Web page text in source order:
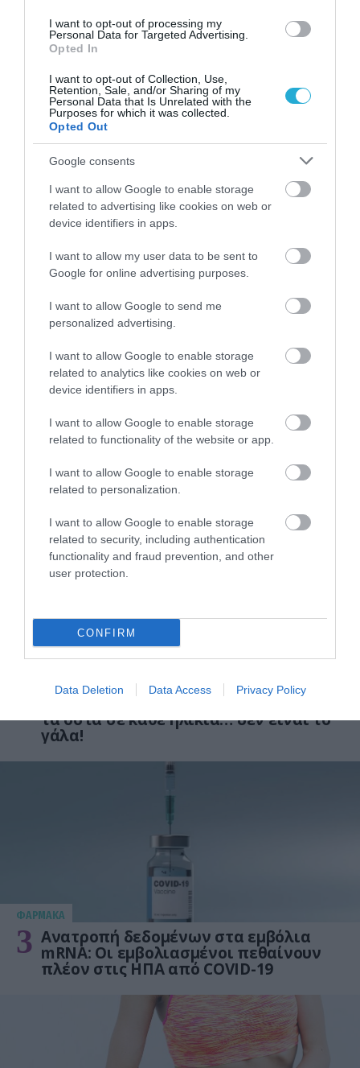
I want to opt-out of processing my
Personal Data for Targeted Advertising.
Opted In
I want to opt-out of Collection, Use,
Retention, Sale, and/or Sharing of my
Personal Data that Is Unrelated with the
Purposes for which it was collected.
Opted Out
Google consents
I want to allow Google to enable storage
related to advertising like cookies on web or
device identifiers in apps.
I want to allow my user data to be sent to
Google for online advertising purposes.
I want to allow Google to send me
personalized advertising.
I want to allow Google to enable storage
related to analytics like cookies on web or
device identifiers in apps.
I want to allow Google to enable storage
related to functionality of the website or app.
I want to allow Google to enable storage
related to personalization.
I want to allow Google to enable storage
related to security, including authentication
functionality and fraud prevention, and other
user protection.
CONFIRM
Data Deletion Data Access Privacy Policy
Νέα έρευνα: Για πρώτη φορά ιστορικά οι
άνδρες αποκτούν λιγότερα παιδιά από τις
γυναίκες
ΔΗΜΟΦΙΛΗ
Αυτό είναι το θαυματουργό έλαιο που
προστατεύει από το Αλτχάιμερ
τα οστά σε κάθε ηλικία… δεν είναι το
γάλα!
ΦΑΡΜΑΚΑ
3 Ανατροπή δεδομένων στα εμβόλια
mRNA: Οι εμβολιασμένοι πεθαίνουν
πλέον στις ΗΠΑ από COVID-19